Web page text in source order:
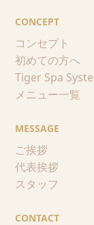
CONCEPT
コンセプト
初めての方へ
Tiger Spa
メニュー一覧
MESSAGE
ご挨拶
代表挨拶
スタッフ
CONTACT